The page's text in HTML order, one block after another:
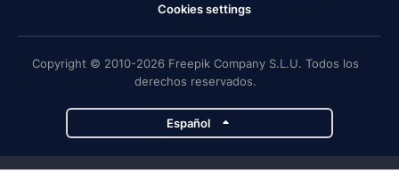
Cookies settings
Copyright © 2010-2026 Freepik Company S.L.U. Todos los
derechos reservados.
Español